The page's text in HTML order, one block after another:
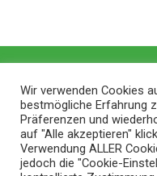
Wir verwenden Cookies
bestmögliche Erfahrung
Präferenzen und
auf "Alle akzeptieren"
Verwendung ALLER
jedoch die "Cookie-